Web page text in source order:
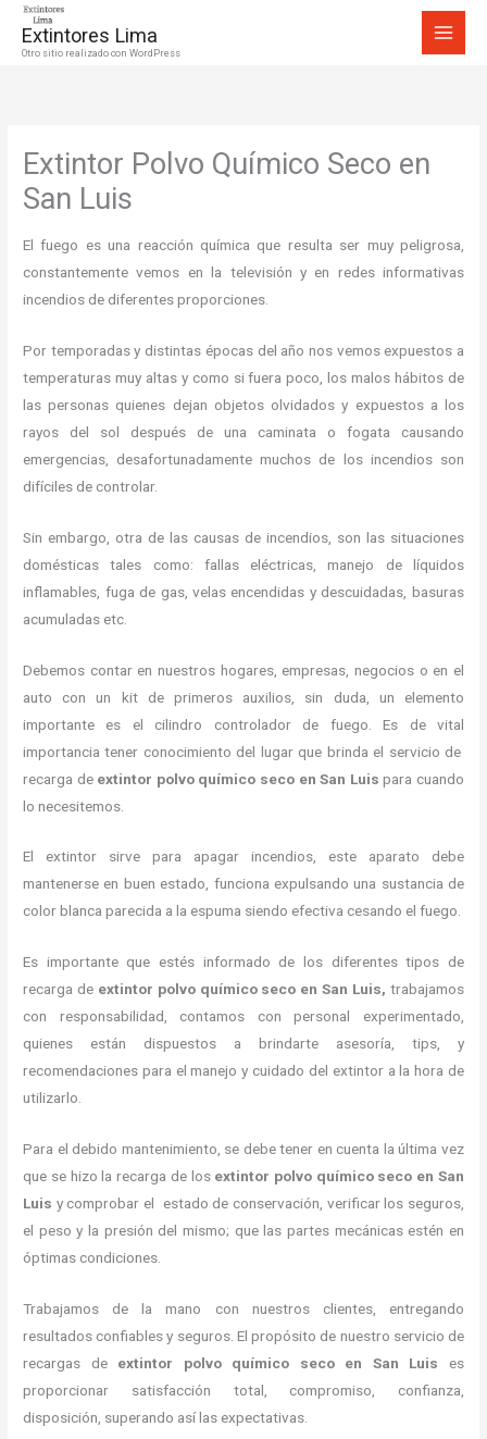
Extintores Lima
Otro sitio realizado con WordPress
Extintor Polvo Químico Seco en
San Luis
El fuego es una reacción química que resulta ser muy peligrosa,
constantemente vemos en la televisión y en redes informativas
incendios de diferentes proporciones.
Por temporadas y distintas épocas del año nos vemos expuestos a
temperaturas muy altas y como si fuera poco, los malos hábitos de
las personas quienes dejan objetos olvidados y expuestos a los
rayos del sol después de una caminata o fogata causando
emergencias, desafortunadamente muchos de los incendios son
difíciles de controlar.
Sin embargo, otra de las causas de incendios, son las situaciones
domésticas tales como: fallas eléctricas, manejo de líquidos
inflamables, fuga de gas, velas encendidas y descuidadas, basuras
acumuladas etc.
Debemos contar en nuestros hogares, empresas, negocios o en el
auto con un kit de primeros auxilios, sin duda, un elemento
importante es el cilindro controlador de fuego. Es de vital
importancia tener conocimiento del lugar que brinda el servicio de
recarga de extintor polvo químico seco en San Luispara cuando
lo necesitemos.
El extintor sirve para apagar incendios, este aparato debe
mantenerse en buen estado, funciona expulsando una sustancia de
color blanca parecida a la espuma siendo efectiva cesando el fuego.
Es importante que estés informado de los diferentes tipos de
recarga de extintor polvo químico seco en San Luis, trabajamos
con responsabilidad, contamos con personal experimentado,
quienes están dispuestos a brindarte asesoría, tips, y
recomendaciones para el manejo y cuidado del extintor a la hora de
utilizarlo.
Para el debido mantenimiento, se debe tener en cuenta la última vez
que se hizo la recarga de los extintor polvo químico seco en San
Luis y comprobar el estado de conservación, verificar los seguros,
el peso y la presión del mismo; que las partes mecánicas estén en
óptimas condiciones.
Trabajamos de la mano con nuestros clientes, entregando
resultados confiables y seguros. El propósito de nuestro servicio de
recargas de extintor polvo químico seco en San Luis es
proporcionar satisfacción total, compromiso, confianza,
disposición, superando así las expectativas.